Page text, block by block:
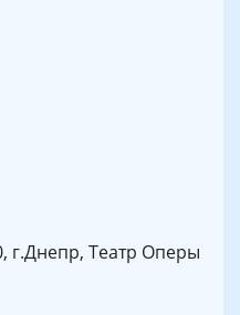
г.Днепр, Театр Оперы